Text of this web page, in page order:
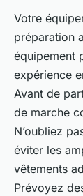
Votre
préparation
équipement
expérience
Avant de
de marche
N’oubliez
éviter les
vêtements
Prévoyez